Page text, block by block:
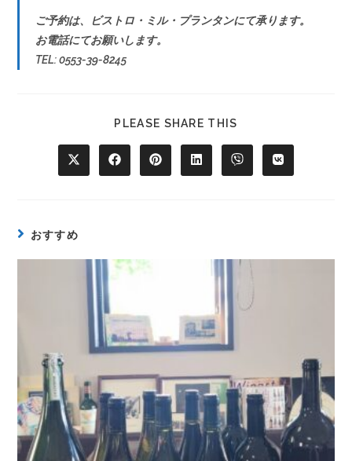
ご予約は、ビストロ・ミル・プランタンにて承ります。
お電話にてお願いします。
TEL: 0553-39-8245
PLEASE SHARE THIS
おすすめ